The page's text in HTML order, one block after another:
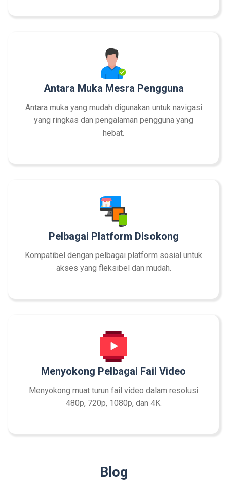
Antara Muka Mesra Pengguna
Antara muka yang mudah digunakan untuk navigasi
yang ringkas dan pengalaman pengguna yang
hebat.
Pelbagai Platform Disokong
Kompatibel dengan pelbagai platform sosial untuk
akses yang fleksibel dan mudah.
Menyokong Pelbagai Fail Video
Menyokong muat turun fail video dalam resolusi
480p, 720p, 1080p, dan 4K.
Blog